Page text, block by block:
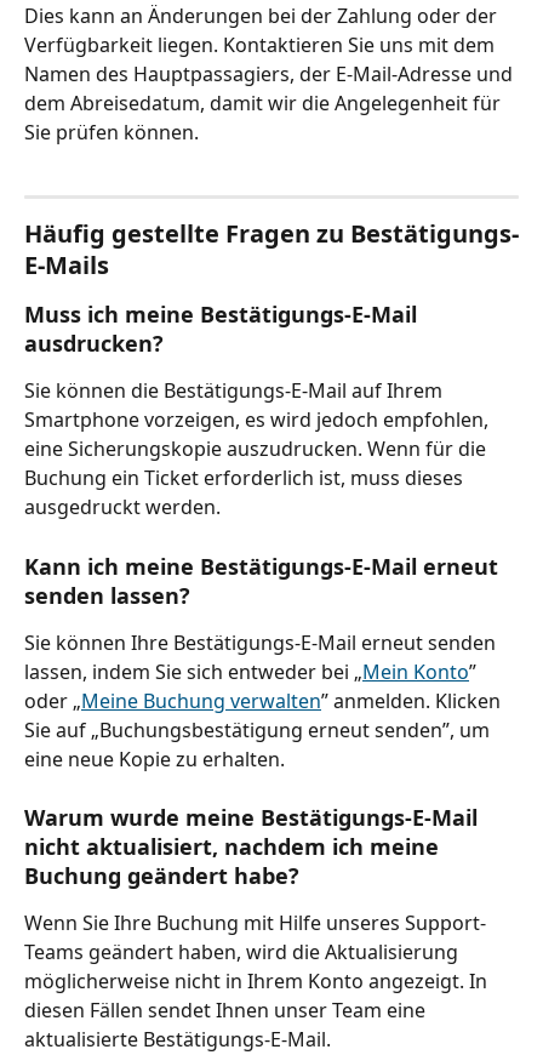
Dies kann an Änderungen bei der Zahlung oder der
Verfügbarkeit liegen. Kontaktieren Sie uns mit dem
Namen des Hauptpassagiers, der E-Mail-Adresse und
dem Abreisedatum, damit wir die Angelegenheit für
Sie prüfen können.
Häufig gestellte Fragen zu Bestätigungs-
E-Mails
Muss ich meine Bestätigungs-E-Mail
ausdrucken?
Sie können die Bestätigungs-E-Mail auf Ihrem
Smartphone vorzeigen, es wird jedoch empfohlen,
eine Sicherungskopie auszudrucken. Wenn für die
Buchung ein Ticket erforderlich ist, muss dieses
ausgedruckt werden.
Kann ich meine Bestätigungs-E-Mail erneut
senden lassen?
Sie können Ihre Bestätigungs-E-Mail erneut senden
lassen, indem Sie sich entweder bei „Mein Konto”
oder „Meine Buchung verwalten” anmelden. Klicken
Sie auf „Buchungsbestätigung erneut senden”, um
eine neue Kopie zu erhalten.
Warum wurde meine Bestätigungs-E-Mail
nicht aktualisiert, nachdem ich meine
Buchung geändert habe?
Wenn Sie Ihre Buchung mit Hilfe unseres Support-
Teams geändert haben, wird die Aktualisierung
möglicherweise nicht in Ihrem Konto angezeigt. In
diesen Fällen sendet Ihnen unser Team eine
aktualisierte Bestätigungs-E-Mail.